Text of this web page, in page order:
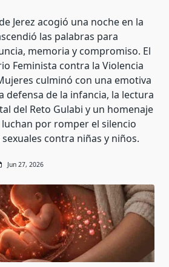
Jerez acogió una noche en la
las palabras para
memoria y compromiso. El
Feminista contra la Violencia
culminó con una emotiva
defensa de la infancia, la lectura
del Reto Gulabi y un homenaje
por romper el silencio
contra niñas y niños.
Jun 27, 2026